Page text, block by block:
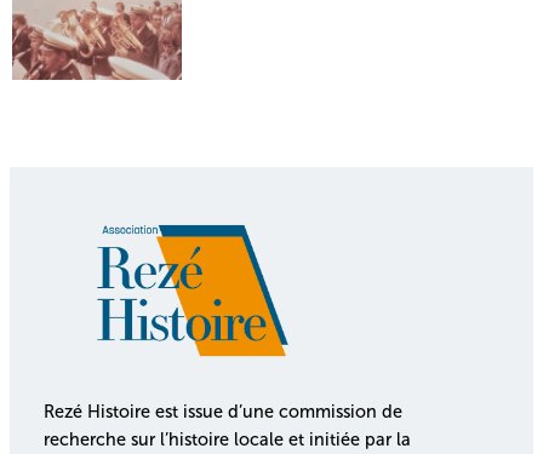
Rezé Histoire est issue d’une commission de
recherche sur l’histoire locale et initiée par la